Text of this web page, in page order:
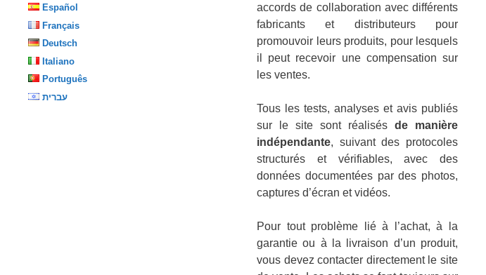
Español
Français
Deutsch
Italiano
Português
עברית
accords de collaboration avec différents
fabricants et distributeurs pour
promouvoir leurs produits, pour lesquels
il peut recevoir une compensation sur
les ventes.
Tous les tests, analyses et avis publiés
sur le site sont réalisés de manière
indépendante, suivant des protocoles
structurés et vérifiables, avec des
données documentées par des photos,
captures d’écran et vidéos.
Pour tout problème lié à l’achat, à la
garantie ou à la livraison d’un produit,
vous devez contacter directement le site